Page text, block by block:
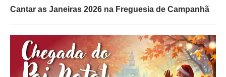
Cantar as Janeiras 2026 na Freguesia de Campanhã